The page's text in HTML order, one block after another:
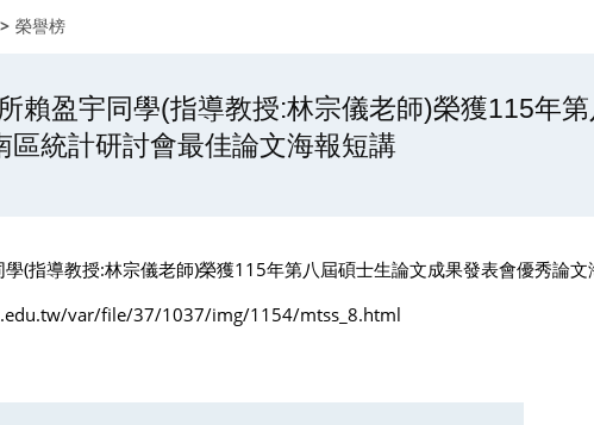
榮譽榜
賴盈宇同學(指導教授:林宗儀老師)榮獲115年
區統計研討會最佳論文海報短講
學(指導教授:林宗儀老師)榮獲115年第八屆碩士生論文成果發表會優秀論
var/file/37/1037/img/1154/mtss_8.html